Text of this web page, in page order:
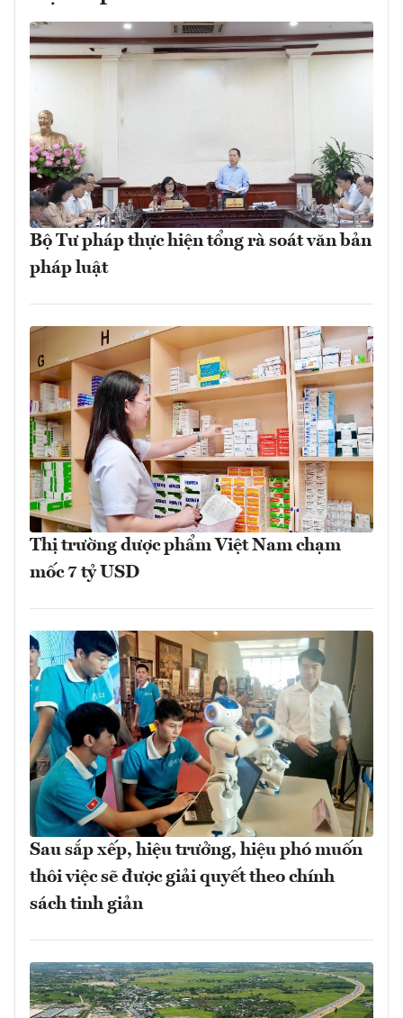
Bộ Tư pháp thực hiện tổng rà soát văn bản
pháp luật
Thị trường dược phẩm Việt Nam chạm
mốc 7 tỷ USD
Sau sắp xếp, hiệu trưởng, hiệu phó muốn
thôi việc sẽ được giải quyết theo chính
sách tinh giản